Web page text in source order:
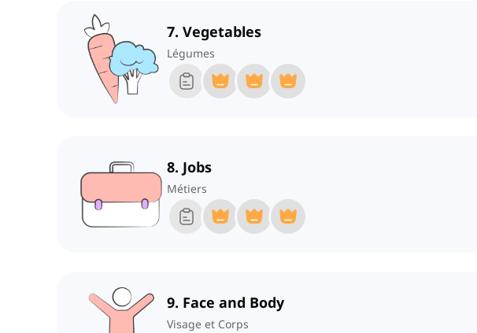
7. Vegetables
Légumes
8. Jobs
Métiers
9. Face and Body
Visage et Corps